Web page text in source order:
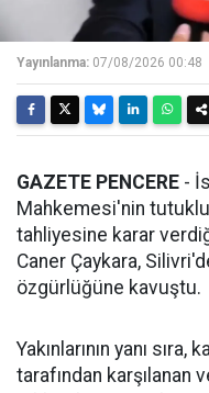
Yayınlanma: 07/08/2026 00:48
GAZETE PENCERE -
Mahkemesi'nin
tahliyesine karar
Caner Çaykara,
özgürlüğüne kavuştu.
Yakınlarının yanı
tarafından karşılanan